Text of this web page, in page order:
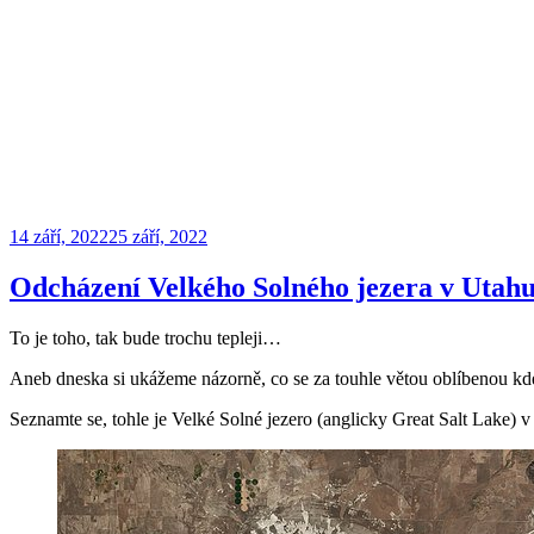
Publikováno
14 září, 202225 září, 2022
Odcházení Velkého Solného jezera v
To je toho, tak bude trochu tepleji…
Aneb dneska si ukážeme názorně, co se za touhle větou oblíbenou
Seznamte se, tohle je Velké Solné jezero (anglicky Great Salt Lake)